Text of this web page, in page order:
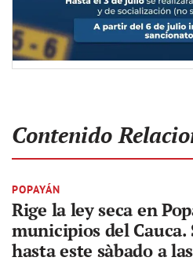
Contenido
POPAYÁN
Rige la ley seca en
municipios del Cauca.
hasta este sàbado a